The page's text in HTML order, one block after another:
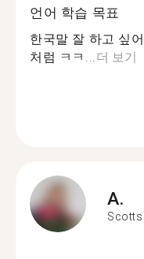
언어 학습 목표
한국말 잘 하고 싶
처럼 ㅋㅋ...더 보기
A.